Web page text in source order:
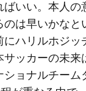
いい。本人の
は早いかなと
ハリルホジッ
ッカーの未
ョナルチーム